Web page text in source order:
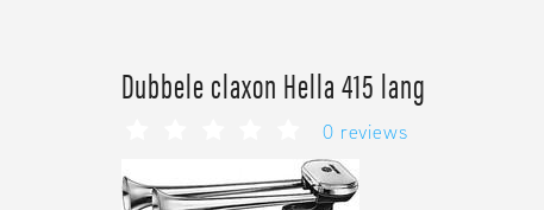
Dubbele claxon Hella 415 lang
0 reviews